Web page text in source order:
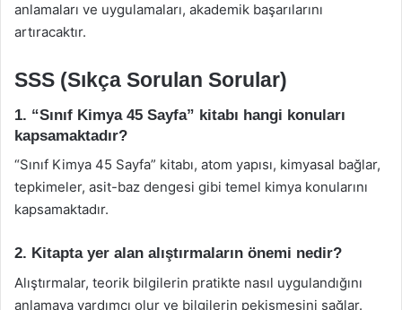
anlamaları ve uygulamaları, akademik başarılarını
artıracaktır.
SSS (Sıkça Sorulan Sorular)
1. “Sınıf Kimya 45 Sayfa” kitabı hangi konuları
kapsamaktadır?
“Sınıf Kimya 45 Sayfa” kitabı, atom yapısı, kimyasal bağlar,
tepkimeler, asit-baz dengesi gibi temel kimya konularını
kapsamaktadır.
2. Kitapta yer alan alıştırmaların önemi nedir?
Alıştırmalar, teorik bilgilerin pratikte nasıl uygulandığını
anlamaya yardımcı olur ve bilgilerin pekişmesini sağlar.